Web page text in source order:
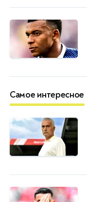
Самое интересное